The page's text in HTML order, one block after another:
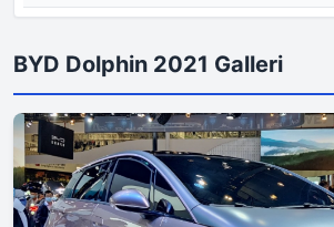
BYD Dolphin 2021 Galleri